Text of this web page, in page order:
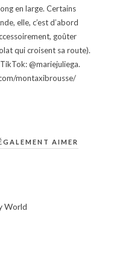
en large. Certains
elle, c’est d’abord
goûter
qui croisent sa route).
@mariejuliega.
montaxibrousse/
AIMER
World